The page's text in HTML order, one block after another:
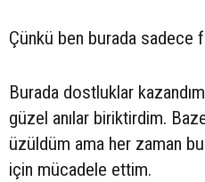
Çünkü ben burada sadece
Burada dostluklar
güzel anılar biriktirdim.
üzüldüm ama her zaman bu
için mücadele ettim.